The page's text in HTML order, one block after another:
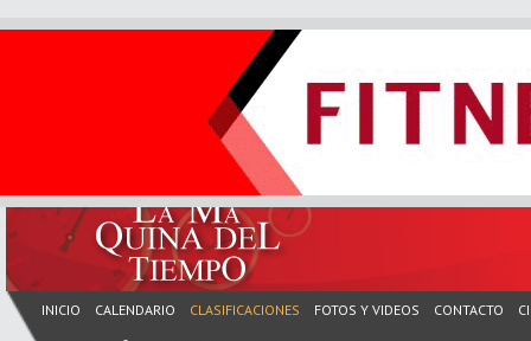
INICIO CALENDARIO CLASIFICACIONES FOTOS Y VIDEOS CONTACTO